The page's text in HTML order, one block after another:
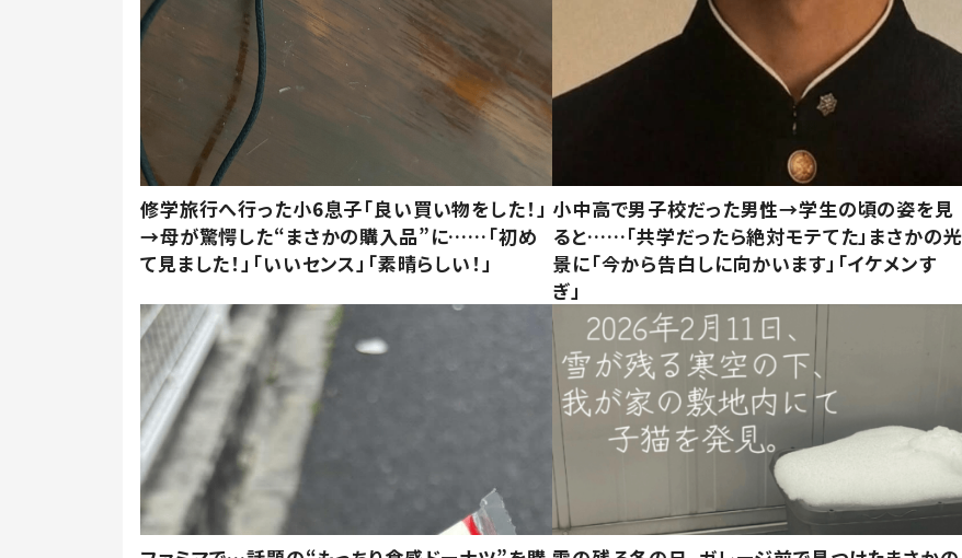
修学旅行へ行った小6息子「良い買い物をした！」
→母が驚愕した“まさかの購入品”に……「初め
て見ました！」「いいセンス」「素晴らしい！」
小中高で男子校だった男性→学生の頃の姿を見
ると……「共学だったら絶対モテてた」まさかの光
景に「今から告白しに向かいます」「イケメンす
ぎ」